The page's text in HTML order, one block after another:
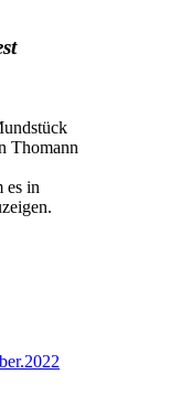
Thomann
es in